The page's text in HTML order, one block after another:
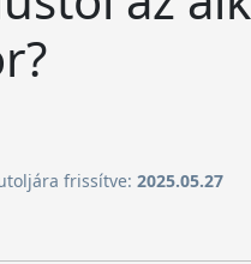
frissítve: 2025.05.27